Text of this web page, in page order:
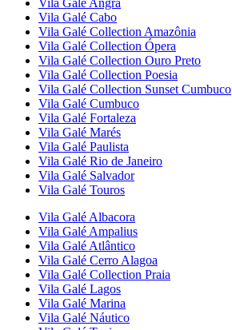
Vila Galé Angra
Vila Galé Cabo
Vila Galé Collection Amazônia
Vila Galé Collection Ópera
Vila Galé Collection Ouro Preto
Vila Galé Collection Poesia
Vila Galé Collection Sunset Cumbuco
Vila Galé Cumbuco
Vila Galé Fortaleza
Vila Galé Marés
Vila Galé Paulista
Vila Galé Rio de Janeiro
Vila Galé Salvador
Vila Galé Touros
Vila Galé Albacora
Vila Galé Ampalius
Vila Galé Atlântico
Vila Galé Cerro Alagoa
Vila Galé Collection Praia
Vila Galé Lagos
Vila Galé Marina
Vila Galé Náutico